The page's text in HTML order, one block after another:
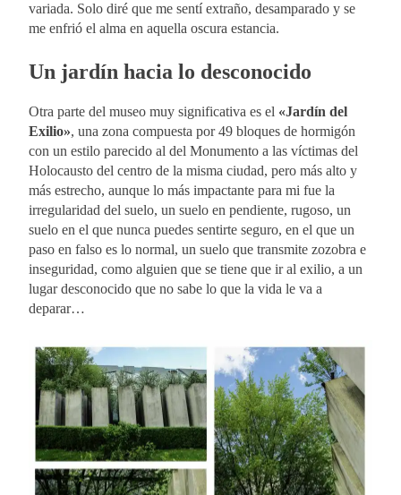
variada. Solo diré que me sentí extraño, desamparado y se
me enfrió el alma en aquella oscura estancia.
Un jardín hacia lo desconocido
Otra parte del museo muy significativa es el «Jardín del
Exilio», una zona compuesta por 49 bloques de hormigón
con un estilo parecido al del Monumento a las víctimas del
Holocausto del centro de la misma ciudad, pero más alto y
más estrecho, aunque lo más impactante para mi fue la
irregularidad del suelo, un suelo en pendiente, rugoso, un
suelo en el que nunca puedes sentirte seguro, en el que un
paso en falso es lo normal, un suelo que transmite zozobra e
inseguridad, como alguien que se tiene que ir al exilio, a un
lugar desconocido que no sabe lo que la vida le va a
deparar…